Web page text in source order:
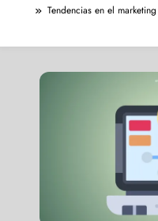
Tendencias en el